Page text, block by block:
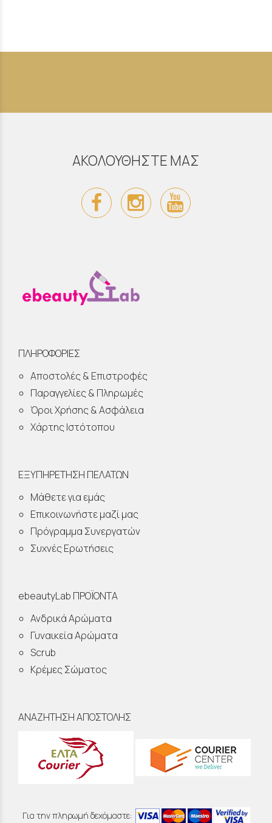
ΑΚΟΛΟΥΘΗΣΤΕ ΜΑΣ
ΠΛΗΡΟΦΟΡΙΕΣ
Αποστολές & Επιστροφές
Παραγγελίες & Πληρωμές
Όροι Χρήσης & Ασφάλεια
Χάρτης Ιστότοπου
ΕΞΥΠΗΡΕΤΗΣΗ ΠΕΛΑΤΩΝ
Μάθετε για εμάς
Επικοινωνήστε μαζί μας
Πρόγραμμα Συνεργατών
Συχνές Ερωτήσεις
ebeautyLab ΠΡΟΪΟΝΤΑ
Ανδρικά Αρώματα
Γυναικεία Αρώματα
Scrub
Κρέμες Σώματος
ΑΝΑΖΗΤΗΣΗ ΑΠΟΣΤΟΛΗΣ
Για την πληρωμή δεχόμαστε: